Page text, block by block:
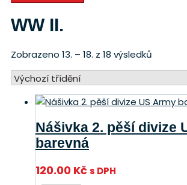
WW II.
Zobrazeno 13. – 18. z 18 výsledků
Nášivka 2. pěší divize
barevná
120.00 Kčs DPH